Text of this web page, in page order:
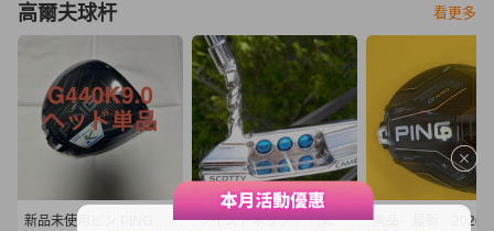
高爾夫球杆 看更多
新品未使用ピン PING
ツイストネック！！SC
美品 最新